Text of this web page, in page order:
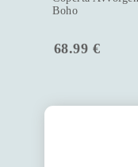
Boho
68.99 €